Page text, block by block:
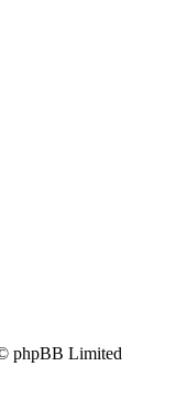
phpBB Limited